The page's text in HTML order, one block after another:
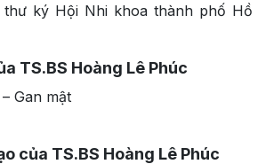
thư ký Hội Nhi khoa thành phố Hồ
TS.BS Hoàng Lê Phúc
Gan mật
của TS.BS Hoàng Lê Phúc